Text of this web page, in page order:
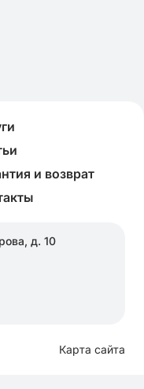
и возврат
д. 10
Карта сайта